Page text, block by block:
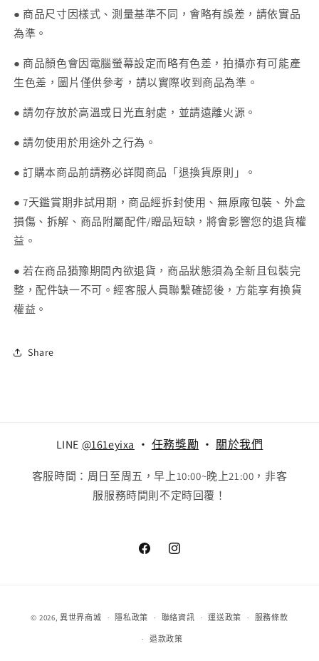
● 商品尺寸因樣式、測量基準不同，會略有誤差，請依實品
為準。
● 商品顏色會因電腦螢幕設定而略有色差，拍攝亦有可能產
生色差，圖片僅供參考，請以實際收到商品為準。
● 請勿存放於高溫或日光直射處，並請遠離火源。
● 請勿使用於用途外之行為。
● 訂購本商品前請務必詳閱商品「退換貨原則」。
● 7天鑑賞期非試用期，商品經拆封使用、無原廠包裝、外盒
損傷、拆解、商品附屬配件/贈品短缺，將會影響您的退貨權
益。
● 若在商品猶豫期間內欲退貨，商品狀態須為全新且包裝完
整，配件缺一不可。經客服人員聯繫確認後，方能享有換貨
權益。
Share
LINE @161eyixa ‧ 任務獎勵 ‧ 關於我們
客服時間：周日至周五，早上10:00~晚上21:00，非客
服服務時間則不定時回覆！
FacebookInstagram
款
方
© 2026,異世界商城 隱私政策 聯絡資訊 運送政策 服務條款
退款政策